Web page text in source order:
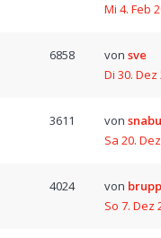
Mi 4. Feb
6858 von sve
Di 30. Dez
3611 von
Sa 20.
4024 von
So 7. Dez